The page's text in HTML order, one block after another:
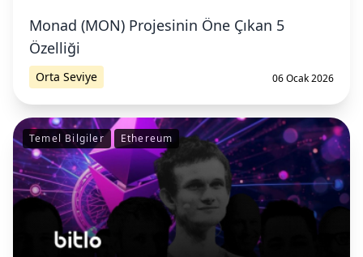
Monad (MON) Projesinin Öne Çıkan 5
Özelliği
Orta Seviye 06 Ocak 2026
Temel Bilgiler Ethereum